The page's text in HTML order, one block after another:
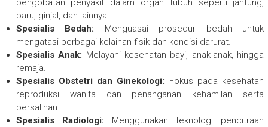
pengobatan penyakit dalam organ tubuh seperti jantung,
paru, ginjal, dan lainnya.
Spesialis Bedah: Menguasai prosedur bedah untuk
mengatasi berbagai kelainan fisik dan kondisi darurat.
Spesialis Anak: Melayani kesehatan bayi, anak-anak, hingga
remaja.
Spesialis Obstetri dan Ginekologi: Fokus pada kesehatan
reproduksi wanita dan penanganan kehamilan serta
persalinan.
Spesialis Radiologi: Menggunakan teknologi pencitraan